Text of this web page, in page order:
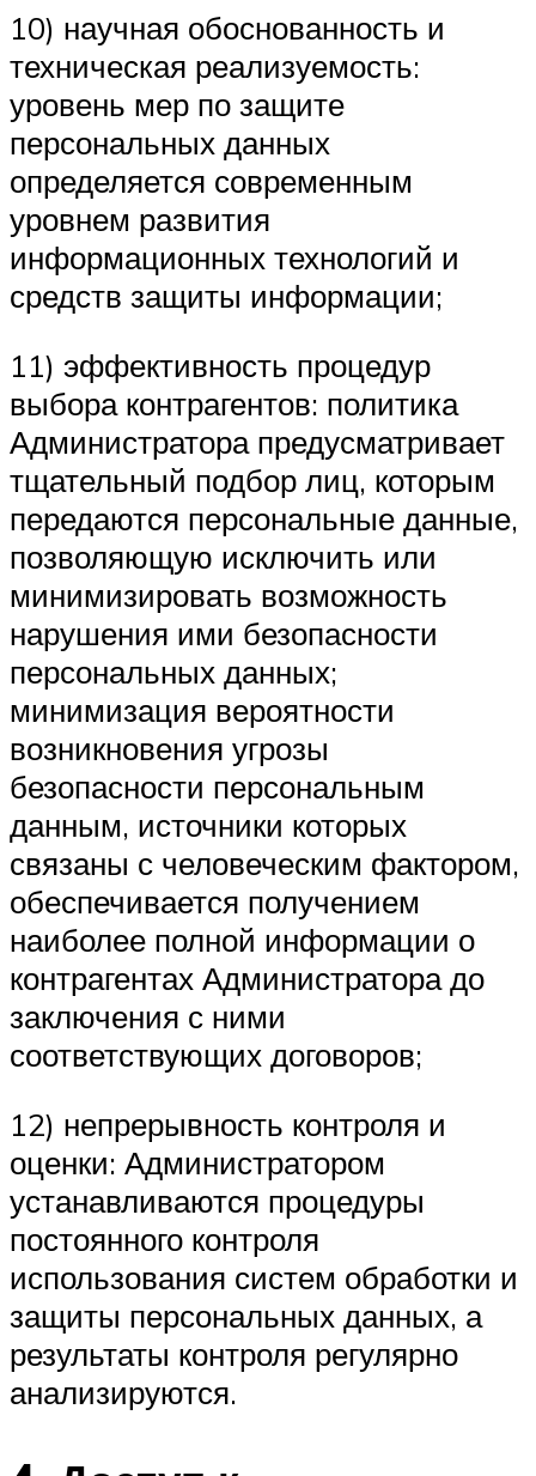
10) научная обоснованность и
техническая реализуемость:
уровень мер по защите
персональных данных
определяется современным
уровнем развития
информационных технологий и
средств защиты информации;
11) эффективность процедур
выбора контрагентов: политика
Администратора предусматривает
тщательный подбор лиц, которым
передаются персональные данные,
позволяющую исключить или
минимизировать возможность
нарушения ими безопасности
персональных данных;
минимизация вероятности
возникновения угрозы
безопасности персональным
данным, источники которых
связаны с человеческим фактором,
обеспечивается получением
наиболее полной информации о
контрагентах Администратора до
заключения с ними
соответствующих договоров;
12) непрерывность контроля и
оценки: Администратором
устанавливаются процедуры
постоянного контроля
использования систем обработки и
защиты персональных данных, а
результаты контроля регулярно
анализируются.